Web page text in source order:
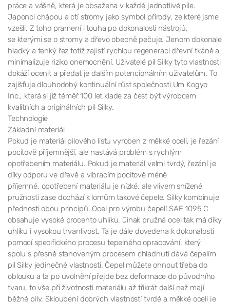
práce a vášně, která je obsažena v každé jednotlivé pile.
Japonci chápou a ctí stromy jako symbol přírody, ze které jsme
vzešli. Z toho pramení i touha po dokonalosti nástrojů,
se kterými se o stromy a dřevo obecně pečuje. Jenom dokonale
hladký a tenký řez totiž zajistí rychlou regeneraci dřevní tkáně a
minimalizuje riziko onemocnění. Uživatelé pil Silky tyto vlastnosti
dokáží ocenit a předat je dalším potencionálním uživatelům. To
zajišťuje dlouhodobý kontinuální růst společnosti Um Kogyo
Inc., která si již téměř 100 let klade za čest být výrobcem
kvalitních a originálních pil Silky.
Technologie
Základní materiál
Pokud je materiál pilového listu vyroben z měkké oceli, je řezání
pocitově příjemnější, ale nastává problém s rychlým
opotřebením materiálu. Pokud je materiál velmi tvrdý, řezání je
díky odporu ve dřevě a vibracím pocitově méně
příjemné, opotřebení materiálu je nízké, ale vlivem snížené
pružnosti zase dochází k lomům takové čepele. Silky kombinuje
přednosti obou principů. Ocel pro výrobu čepelí SAE 1095 C
obsahuje vysoké procento uhlíku. Jinak pružná ocel tak má díky
uhlíku i vysokou trvanlivost. Ta je dále dovedena k dokonalosti
pomocí specifického procesu tepelného opracování, který
spolu s přesně stanoveným procesem chladnutí dává čepelím
pil Silky jedinečné vlastnosti. Čepel můžete ohnout třeba do
oblouku a ta po uvolnění přejde bez deformace do původního
tvaru, to vše při životnosti materiálu až třikrát delší než mají
běžné pily. Skloubení dobrých vlastností tvrdé a měkké oceli je